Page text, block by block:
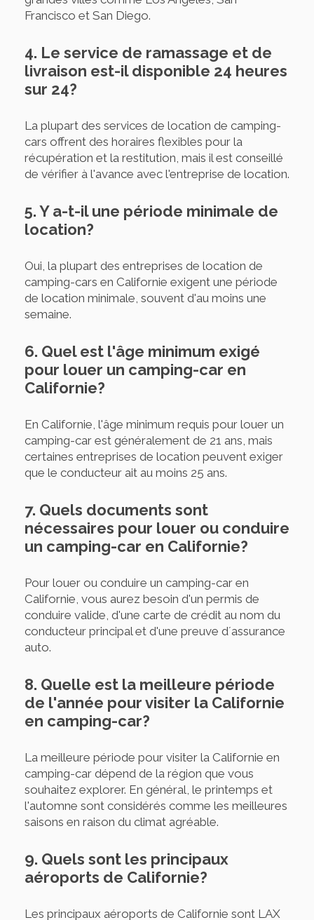
Francisco et San Diego.
4. Le service de ramassage et de
livraison est-il disponible 24 heures
sur 24?
La plupart des services de location de camping-
cars offrent des horaires flexibles pour la
récupération et la restitution, mais il est conseillé
de vérifier à l'avance avec l'entreprise de location.
5. Y a-t-il une période minimale de
location?
Oui, la plupart des entreprises de location de
camping-cars en Californie exigent une période
de location minimale, souvent d'au moins une
semaine.
6. Quel est l'âge minimum exigé
pour louer un camping-car en
Californie?
En Californie, l'âge minimum requis pour louer un
camping-car est généralement de 21 ans, mais
certaines entreprises de location peuvent exiger
que le conducteur ait au moins 25 ans.
7. Quels documents sont
nécessaires pour louer ou conduire
un camping-car en Californie?
Pour louer ou conduire un camping-car en
Californie, vous aurez besoin d'un permis de
conduire valide, d'une carte de crédit au nom du
conducteur principal et d'une preuve d´assurance
auto.
8. Quelle est la meilleure période
de l'année pour visiter la Californie
en camping-car?
La meilleure période pour visiter la Californie en
camping-car dépend de la région que vous
souhaitez explorer. En général, le printemps et
l'automne sont considérés comme les meilleures
saisons en raison du climat agréable.
9. Quels sont les principaux
aéroports de Californie?
Les principaux aéroports de Californie sont LAX